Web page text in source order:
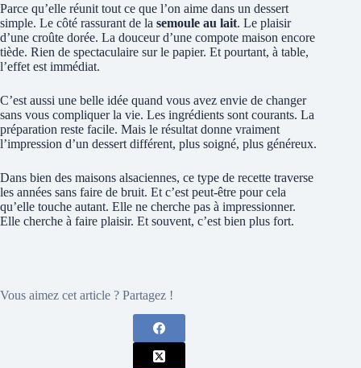
Parce qu’elle réunit tout ce que l’on aime dans un dessert
simple. Le côté rassurant de la semoule au lait. Le plaisir
d’une croûte dorée. La douceur d’une compote maison encore
tiède. Rien de spectaculaire sur le papier. Et pourtant, à table,
l’effet est immédiat.
C’est aussi une belle idée quand vous avez envie de changer
sans vous compliquer la vie. Les ingrédients sont courants. La
préparation reste facile. Mais le résultat donne vraiment
l’impression d’un dessert différent, plus soigné, plus généreux.
Dans bien des maisons alsaciennes, ce type de recette traverse
les années sans faire de bruit. Et c’est peut-être pour cela
qu’elle touche autant. Elle ne cherche pas à impressionner.
Elle cherche à faire plaisir. Et souvent, c’est bien plus fort.
Vous aimez cet article ? Partagez !